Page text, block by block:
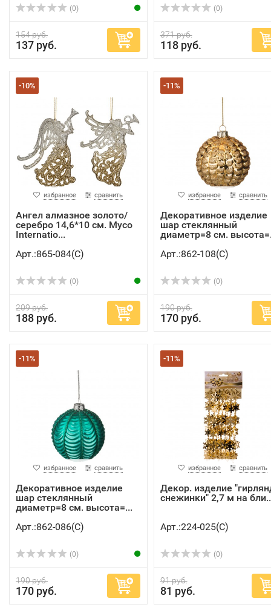
(0)
154 руб.
137 руб.
(0)
371 руб.
118 руб.
-10%
избранное сравнить
Ангел алмазное золото/
серебро 14,6*10 см. Myco
Internatio...
Арт.:865-084(C)
(0)
209 руб.
188 руб.
-11%
избранное сравнить
Декоративное изделие
шар стеклянный
диаметр=8 см.
Арт.:862-108(C)
(0)
190 руб.
170 руб.
-11%
избранное сравнить
Декоративное изделие
шар стеклянный
диаметр=8 см. высота=...
Арт.:862-086(C)
(0)
190 руб.
170 руб.
-11%
избранное сравнить
Декор. изделие
снежинки" 2,7 м на
Арт.:224-025(C)
(0)
91 руб.
81 руб.